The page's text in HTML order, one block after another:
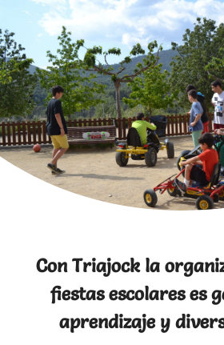
Con Triajock la
fiestas escolares es
aprendizaje y